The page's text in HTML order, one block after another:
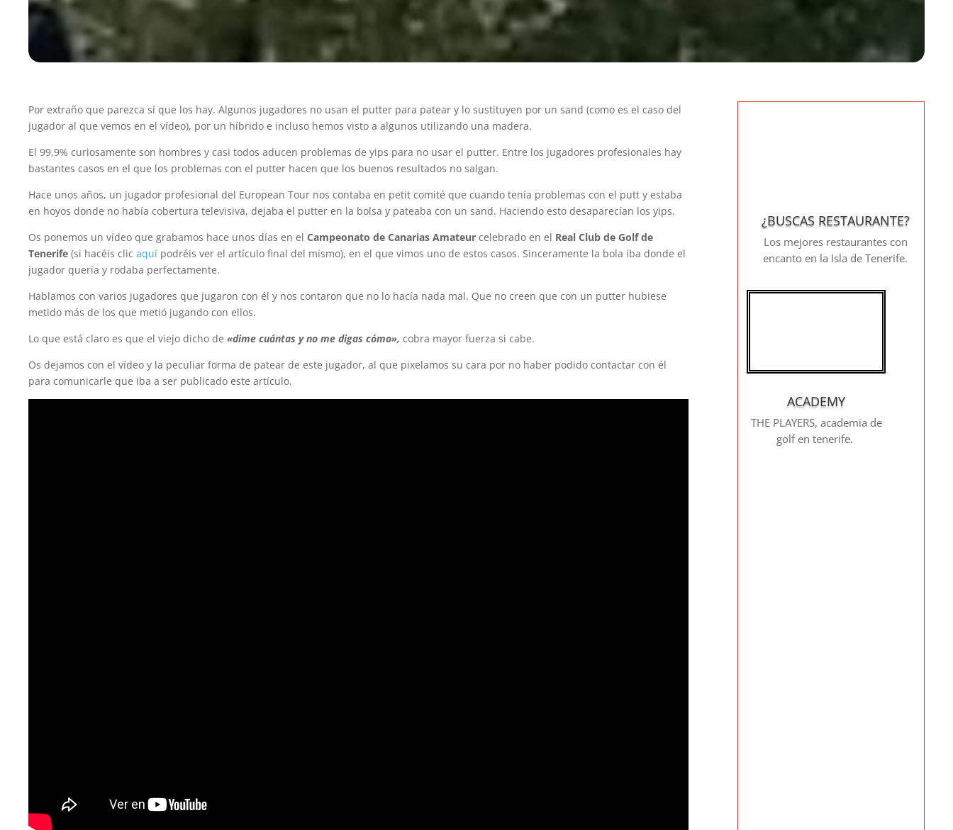
Por extraño que parezca sí que los hay. Algunos jugadores no usan el putter para patear y lo sustituyen por un sand (como es el caso del
jugador al que vemos en el vídeo), por un híbrido e incluso hemos visto a algunos utilizando una madera.
El 99,9% curiosamente son hombres y casi todos aducen problemas de yips para no usar el putter. Entre los jugadores profesionales hay
bastantes casos en el que los problemas con el putter hacen que los buenos resultados no salgan.
Hace unos años, un jugador profesional del European Tour nos contaba en petit comité que cuando tenía problemas con el putt y estaba
en hoyos donde no había cobertura televisiva, dejaba el putter en la bolsa y pateaba con un sand. Haciendo esto desaparecían los yips.
Os ponemos un vídeo que grabamos hace unos días en el Campeonato de Canarias Amateur celebrado en el Real Club de Golf de
Tenerife (si hacéis clic aquí podréis ver el artículo final del mismo), en el que vimos uno de estos casos. Sinceramente la bola iba donde el
jugador quería y rodaba perfectamente.
Hablamos con varios jugadores que jugaron con él y nos contaron que no lo hacía nada mal. Que no creen que con un putter hubiese
metido más de los que metió jugando con ellos.
Lo que está claro es que el viejo dicho de «dime cuántas y no me digas cómo», cobra mayor fuerza si cabe.
Os dejamos con el vídeo y la peculiar forma de patear de este jugador, al que pixelamos su cara por no haber podido contactar con él
para comunicarle que iba a ser publicado este artículo.
¿BUSCAS RESTAURANTE?
Los mejores restaurantes con
encanto en la Isla de Tenerife.
ACADEMY
THE PLAYERS, academia de
golf en tenerife.